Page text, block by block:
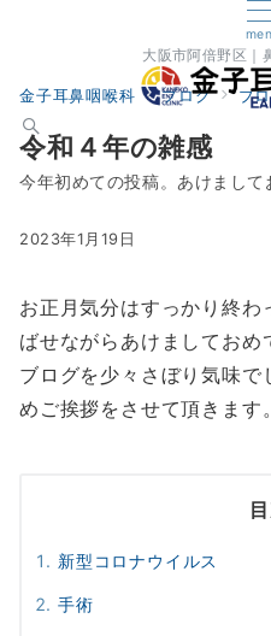
大阪市阿倍野区｜
金子耳鼻咽喉科 ブログ ブ
令和４年の雑感
今年初めての投稿。あけまして
2023年1月19日
お正月気分はすっかり終
ばせながらあけましておめ
ブログを少々さぼり気味で
めご挨拶をさせて頂きます。
新型コロナウイルス
手術